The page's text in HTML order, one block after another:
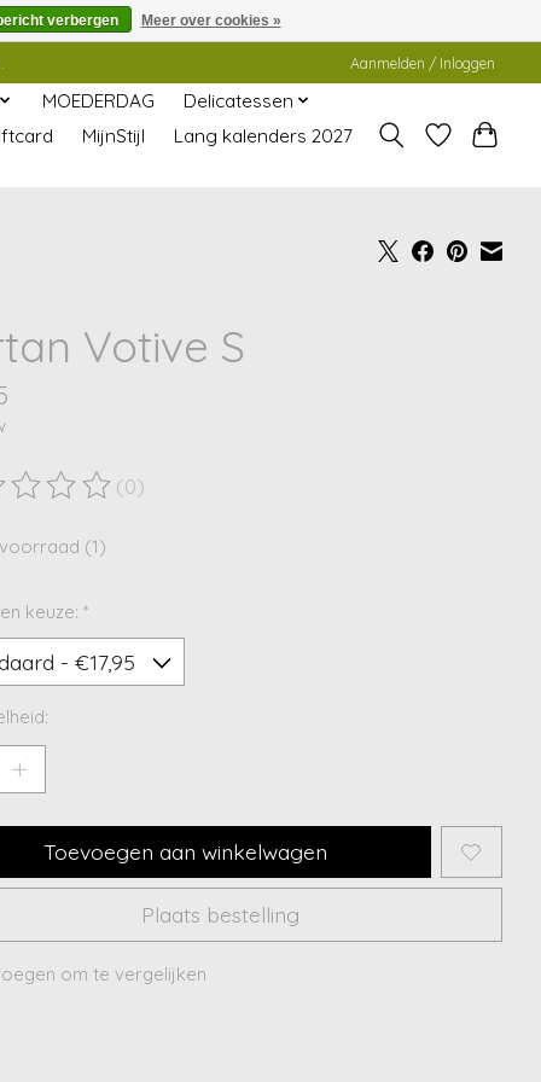
Aanmelden / Inloggen
MOEDERDAG
Delicatessen
MijnStijl
Lang kalenders 2027
Votive S
van dit product is
(0)
(1)
keuze: *
Toevoegen aan winkelwagen
Plaats bestelling
om te vergelijken
verbergen Meer over cookies »